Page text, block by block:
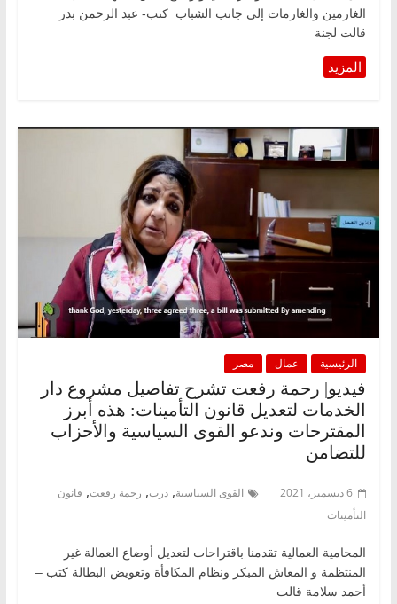
الغارمين والغارمات إلى جانب الشباب كتب- عبد الرحمن بدر
قالت لجنة
الرئيسية عمال مصر
فيديو| رحمة رفعت تشرح تفاصيل مشروع دار
الخدمات لتعديل قانون التأمينات: هذه أبرز
المقترحات وندعو القوى السياسية والأحزاب
للتضامن
6 ديسمبر، 2021 القوى السياسية, درب, رحمة رفعت, قانون
التأمينات
المحامية العمالية تقدمنا باقتراحات لتعديل أوضاع العمالة غير
المنتظمة و المعاش المبكر ونظام المكافأة وتعويض البطالة كتب –
أحمد سلامة قالت